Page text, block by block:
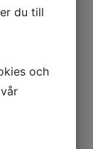
vi
du till
och